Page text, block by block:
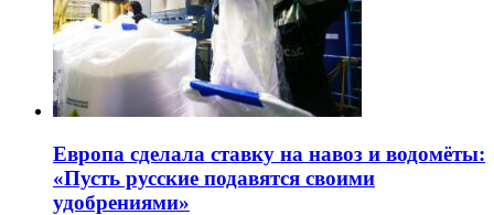
Европа сделала ставку на навоз и водомёты:
«Пусть русские подавятся своими
удобрениями»